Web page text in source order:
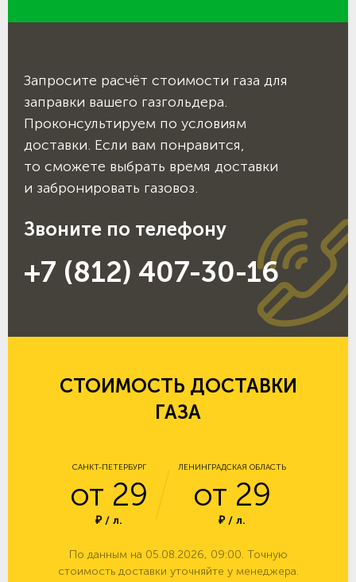
Запросите расчёт стоимости газа для
заправки вашего газгольдера.
Проконсультируем по условиям
доставки. Если вам понравится,
то сможете выбрать время доставки
и забронировать газовоз.
Звоните по телефону
+7 (812) 407-30-16
СТОИМОСТЬ ДОСТАВКИ
ГАЗА
САНКТ-ПЕТЕРБУРГ
от 29
₽ / л.
ЛЕНИНГРАДСКАЯ ОБЛАСТЬ
от 29
₽ / л.
По данным на 05.08.2026, 09:00. Точную
стоимость доставки уточняйте у менеджера.